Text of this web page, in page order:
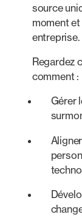
source
moment
entreprise.
Regardez
comment :
Gérer